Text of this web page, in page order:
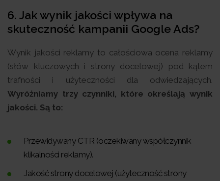
6. Jak wynik jakości wpływa na
skuteczność kampanii Google Ads?
Wynik jakości reklamy to całościowa ocena reklamy
(słów kluczowych i strony docelowej) pod kątem
trafności i użyteczności dla odwiedzających.
Wyróżniamy trzy czynniki, które określają wynik
jakości. Są to:
Przewidywany CTR (oczekiwany współczynnik
klikalności reklamy).
Jakość strony docelowej (użyteczność strony